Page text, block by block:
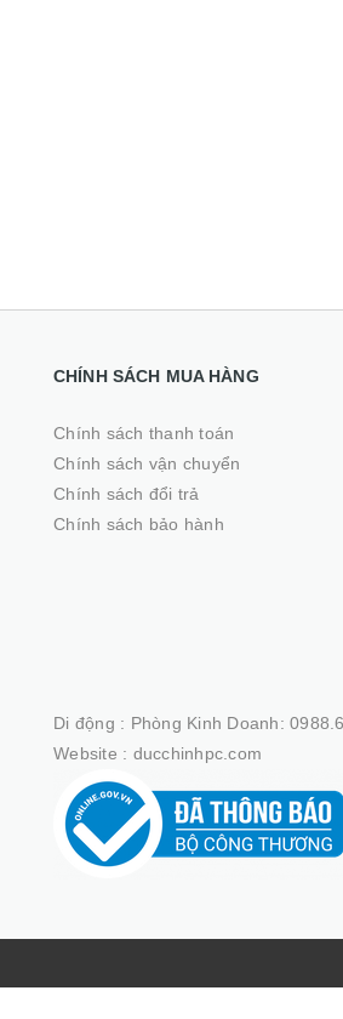
CHÍNH SÁCH MUA HÀNG
Chính sách thanh toán
Chính sách vận chuyển
Chính sách đổi trả
Chính sách bảo hành
Di động : Phòng Kinh Doanh:
Website : ducchinhpc.com